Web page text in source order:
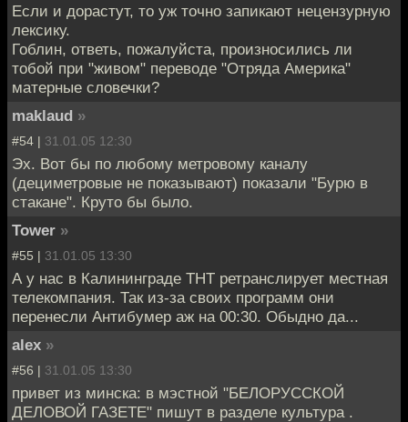
Если и дорастут, то уж точно запикают нецензурную
лексику.
Гоблин, ответь, пожалуйста, произносились ли
тобой при "живом" переводе "Отряда Америка"
матерные словечки?
maklaud »
#54 | 31.01.05 12:30
Эх. Вот бы по любому метровому каналу
(дециметровые не показывают) показали "Бурю в
стакане". Круто бы было.
Tower »
#55 | 31.01.05 13:30
А у нас в Калининграде ТНТ ретранслирует местная
телекомпания. Так из-за своих программ они
перенесли Антибумер аж на 00:30. Обыдно да...
alex »
#56 | 31.01.05 13:30
привет из минска: в мэстной "БЕЛОРУССКОЙ
ДЕЛОВОЙ ГАЗЕТЕ" пишут в разделе культура .